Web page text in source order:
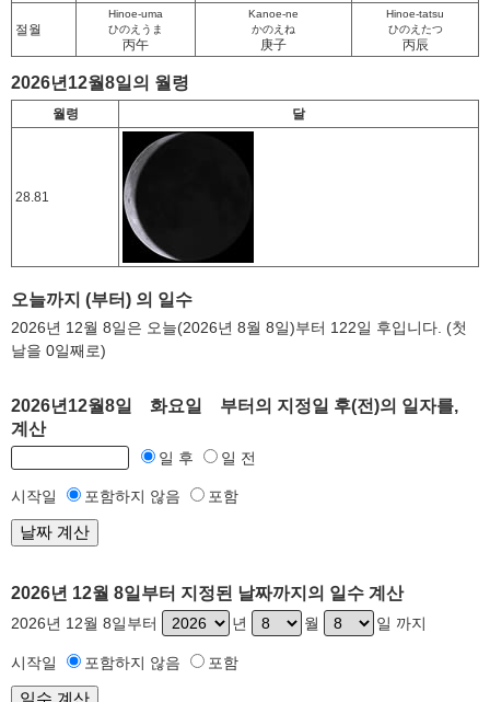
절월
Hinoe-uma
ひのえうま
丙午
Kanoe-ne
かのえね
庚子
Hinoe-tatsu
ひのえたつ
丙辰
2026년12월8일의 월령
월령 달
28.81
오늘까지 (부터) 의 일수
2026년 12월 8일은 오늘(2026년 8월 8일)부터 122일 후입니다. (첫
날을 0일째로)
2026년12월8일 화요일 부터의 지정일 후(전)의 일자를,
계산
일 후 일 전
시작일 포함하지 않음 포함
2026년 12월 8일부터 지정된 날짜까지의 일수 계산
2026년 12월 8일부터 년 월 일 까지
시작일 포함하지 않음 포함